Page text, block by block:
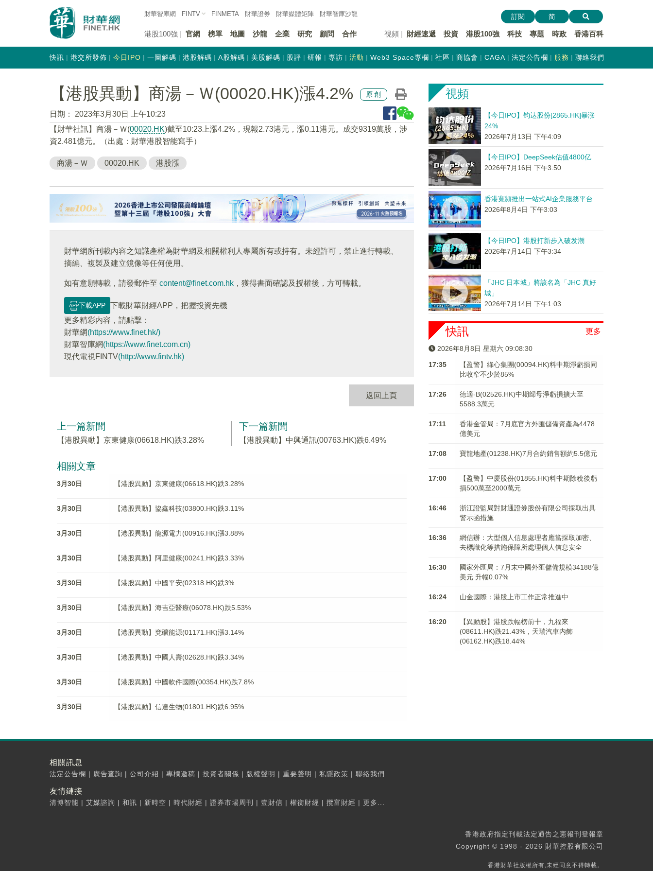
財華智庫網 FINTV FINMETA 財華證券 財華媒體矩陣 財華智庫沙龍
港股100強 官網 榜單 地圖 沙龍 企業 研究 顧問 合作 視頻 財經速遞 投資 港股100強 科技 專題 時政 香港百科
訂閱 简
快訊 港交所發佈 今日IPO 一圖解碼 港股解碼 A股解碼 美股解碼 股評 研報 專訪 活動 Web3 Space專欄 社區 商協會 CAGA 法定公告欄 服務 聯絡我們
【港股異動】商湯－Ｗ(00020.HK)漲4.2% 原創
日期：
2023年3月30日 上午10:23
【財華社訊】商湯－Ｗ(00020.HK)截至10:23上漲4.2%，現報2.73港元，漲0.11港元。成交9319萬股，涉
資2.481億元。（出處：財華港股智能寫手）
商湯－Ｗ 00020.HK 港股漲
財華網所刊載內容之知識產權為財華網及相關權利人專屬所有或持有。未經許可，禁止進行轉載、
摘編、複製及建立鏡像等任何使用。
如有意願轉載，請發郵件至 content@finet.com.hk ，獲得書面確認及授權後，方可轉載。
下載APP
下載財華財經APP，把握投資先機
更多精彩内容，請點擊：
財華網(https://www.finet.hk/)
財華智庫網(https://www.finet.com.cn)
現代電視FINTV(http://www.fintv.hk)
返回上頁
上一篇新聞
【港股異動】京東健康(06618.HK)跌3.28%
下一篇新聞
【港股異動】中興通訊(00763.HK)跌6.49%
相關文章
3月30日 【港股異動】京東健康(06618.HK)跌3.28%
3月30日 【港股異動】協鑫科技(03800.HK)跌3.11%
3月30日 【港股異動】龍源電力(00916.HK)漲3.88%
3月30日 【港股異動】阿里健康(00241.HK)跌3.33%
3月30日 【港股異動】中國平安(02318.HK)跌3%
3月30日 【港股異動】海吉亞醫療(06078.HK)跌5.53%
3月30日 【港股異動】兗礦能源(01171.HK)漲3.14%
3月30日 【港股異動】中國人壽(02628.HK)跌3.34%
3月30日 【港股異動】中國軟件國際(00354.HK)跌7.8%
3月30日 【港股異動】信達生物(01801.HK)跌6.95%
視頻
【今日IPO】钧达股份[2865.HK]暴涨
24%
2026年7月13日 下午4:09
【今日IPO】DeepSeek估值4800亿
2026年7月16日 下午3:50
香港寬頻推出一站式AI企業服務平台
2026年8月4日 下午3:03
【今日IPO】港股打新步入破发潮
2026年7月14日 下午3:34
「JHC 日本城」將該名為「JHC 真好
城」
2026年7月14日 下午1:03
更多
快訊
2026年8月8日 星期六 09:08:30
17:35
【盈警】綠心集團(00094.HK)料中期淨虧損同
比收窄不少於85%
17:26
德適-B(02526.HK)中期歸母淨虧損擴大至
5588.3萬元
17:11
香港金管局：7月底官方外匯儲備資產為4478
億美元
17:08 寶龍地產(01238.HK)7月合約銷售額約5.5億元
17:00
【盈警】中慶股份(01855.HK)料中期除稅後虧
損500萬至2000萬元
16:46
浙江證監局對財通證券股份有限公司採取出具
警示函措施
16:36
網信辦：大型個人信息處理者應當採取加密、
去標識化等措施保障所處理個人信息安全
16:30
國家外匯局：7月末中國外匯儲備規模34188億
美元 升幅0.07%
16:24 山金國際：港股上市工作正常推進中
16:20
【異動股】港股跌幅榜前十，九福來
(08611.HK)跌21.43%，天瑞汽車内飾
(06162.HK)跌18.44%
相關訊息
法定公告欄 | 廣告查詢 | 公司介紹 | 專欄邀稿 | 投資者關係 | 版權聲明 | 重要聲明 | 私隱政策 | 聯絡我們
友情鏈接
清博智能 | 艾媒諮詢 | 和訊 | 新時空 | 時代財經 | 證券市場周刊 | 壹財信 | 權衡財經 | 攬富財經 | 更多...
香港政府指定刊載法定通告之憲報刊登報章
Copyright © 1998 - 2026 財華控股有限公司
香港財華社版權所有,未經同意不得轉載。